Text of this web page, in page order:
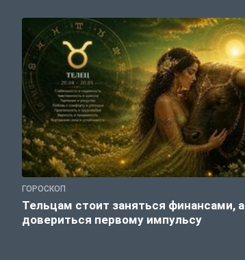
ГОРОСКОП
Тельцам стоит заняться финансами,
довериться первому импульсу